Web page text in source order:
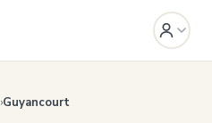
›Guyancourt